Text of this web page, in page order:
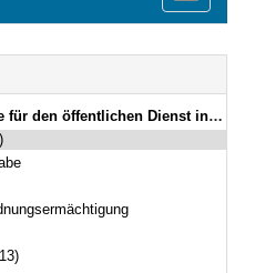
Fassung der Bekanntmachung vom 9. Oktober 2003 (GVBl. S. 818) BayRS 2030-1-3-F (Art. 1–25)